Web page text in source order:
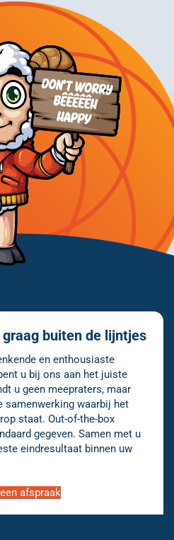
buiten de lijntjes
en enthousiaste
u bij ons aan het juiste
u geen meepraters, maar
samenwerking waarbij het
staat. Out-of-the-box
gegeven. Samen met u
eindresultaat binnen uw
afspraak